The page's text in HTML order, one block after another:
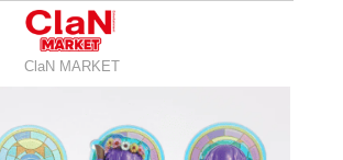
ClaN MARKET